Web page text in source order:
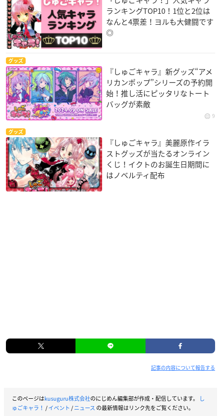
ランキングTOP10！1位と2位は
なんと4票差！ヨルも大健闘です
◎
グッズ
『しゅごキャラ』新グッズ“アメ
リカンポップ”シリーズの予約開
始！推し活にピッタリなトート
バッグが素敵
9
グッズ
『しゅごキャラ』美麗原作イラ
ストグッズが当たるオンライン
くじ！イクトのお誕生日期間に
はノベルティ配布
記事の内容について報告する
このページはkusuguru株式会社のにじめん編集部が作成・配信しています。
し
ゅごキャラ！ /イベント /ニュース の最新情報はリンク先をご覧ください。